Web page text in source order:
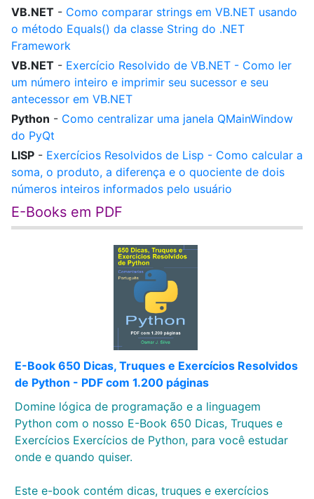
VB.NET - Como comparar strings em VB.NET usando
o método Equals() da classe String do .NET
Framework
VB.NET - Exercício Resolvido de VB.NET - Como ler
um número inteiro e imprimir seu sucessor e seu
antecessor em VB.NET
Python - Como centralizar uma janela QMainWindow
do PyQt
LISP - Exercícios Resolvidos de Lisp - Como calcular a
soma, o produto, a diferença e o quociente de dois
números inteiros informados pelo usuário
E-Books em PDF
E-Book 650 Dicas, Truques e Exercícios Resolvidos
de Python - PDF com 1.200 páginas
Domine lógica de programação e a linguagem
Python com o nosso E-Book 650 Dicas, Truques e
Exercícios Exercícios de Python, para você estudar
onde e quando quiser.
Este e-book contém dicas, truques e exercícios